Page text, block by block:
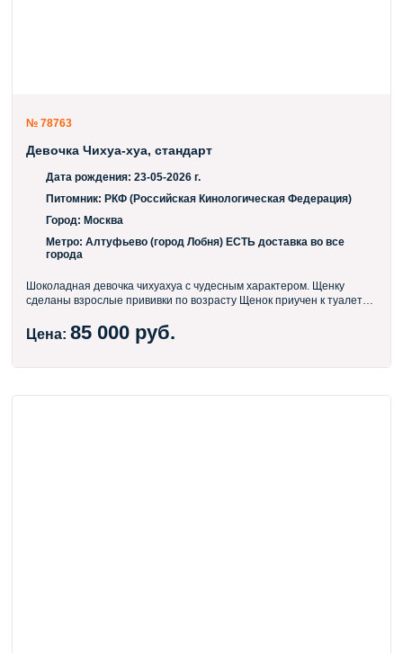
№ 78763
Девочка Чихуа-хуа, стандарт
Дата рождения: 23-05-2026 г.
Питомник: РКФ (Российская Кинологическая Федерация)
Город: Москва
Метро: Алтуфьево (город Лобня) ЕСТЬ доставка во все
города
Шоколадная девочка чихуахуа с чудесным характером. Щенку
сделаны взрослые прививки по возрасту Щенок приучен к туалету/
титулы для разведения Возможна доставка по Москве, Области, а
так же во все города России и Европы
Цена:85 000 руб.